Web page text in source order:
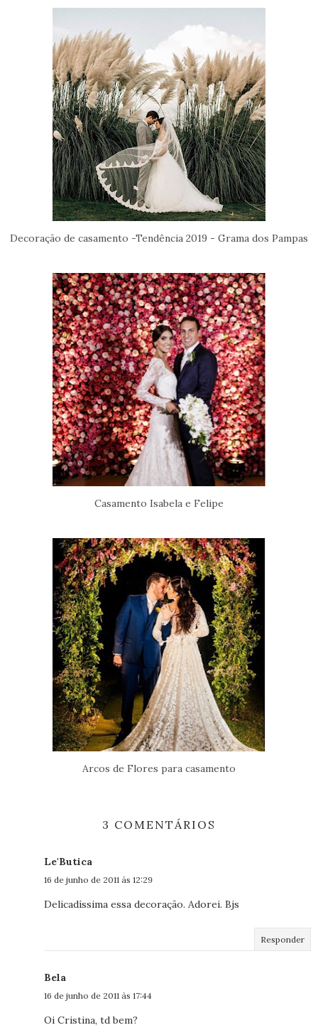
Decoração de casamento -Tendência 2019 - Grama dos Pampas
Casamento Isabela e Felipe
Arcos de Flores para casamento
3 COMENTÁRIOS
Le'Butica
16 de junho de 2011 às 12:29
Delicadíssima essa decoração. Adorei. Bjs
Responder
Bela
16 de junho de 2011 às 17:44
Oi Cristina, td bem?